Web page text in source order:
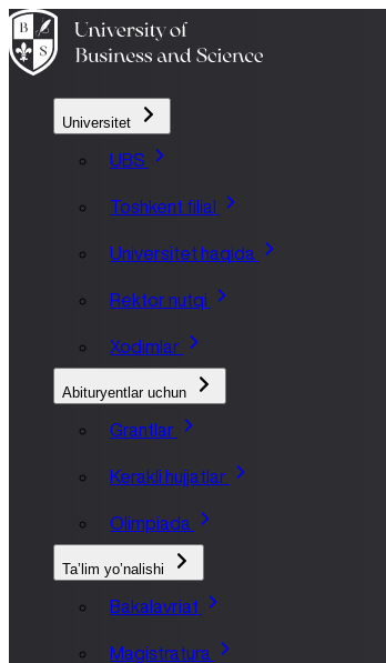
Universitet
UBS
Toshkent filial
Universitet haqida
Rektor nutqi
Xodimlar
Abituryentlar uchun
Grantlar
Kerakli hujjatlar
Olimpiada
Taʼlim yoʼnalishi
Bakalavriat
Magistratura